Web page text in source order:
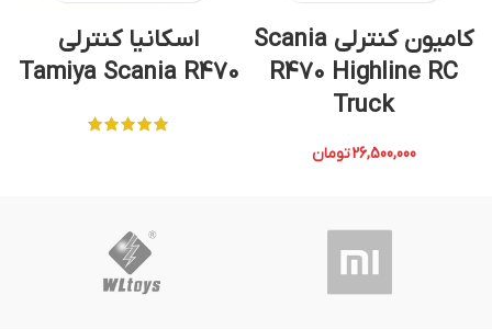
کامیون کنترلی Scania
R470 Highline RC
Truck
26,500,000تومان
اسکانیا کنترلی
Tamiya Scania R470